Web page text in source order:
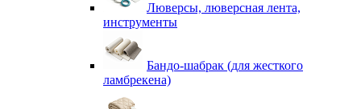
Люверсы, люверсная лента,
инструменты
Бандо-шабрак (для жесткого
ламбрекена)